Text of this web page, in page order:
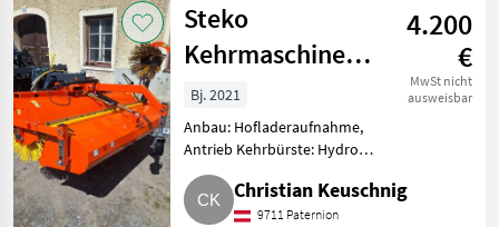
Kategorie 5 Land 2
AKTUELLER
PFAD
Kommunaltechnik
Kommunalgeraete
Kehrtechnik
Zurücksetzen
Ergebnisse
anzeigen
Steko
Kehrmaschine
1,80 m
4.200
€
MwSt nicht
ausweisbar
Bj. 2021
Anbau: Hofladeraufnahme,
Antrieb Kehrbürste: Hydro
Motor, Bürstenbesatz:
Polypropylenbürste,
Schmutzsammelbehälter:
Christian Keuschnig
9711 Paternion